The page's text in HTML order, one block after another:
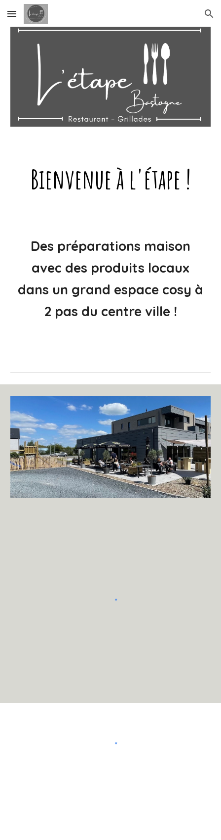
Skip to main content Skip to navigation
Bienvenue à l'étape !
Des préparations maison
avec des produits locaux
dans un grand espace cosy à
2 pas du centre ville !